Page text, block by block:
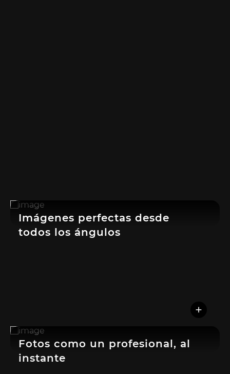
Imágenes perfectas desde
todos los ángulos
Fotos como un profesional, al
instante